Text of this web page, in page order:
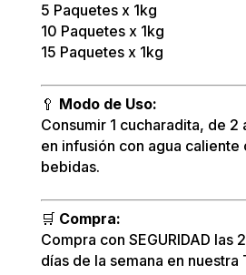
5 Paquetes x 1kg
10 Paquetes x 1kg
15 Paquetes x 1kg
🥄 Modo de Uso:
Consumir 1 cucharadita, de 2
en infusión con agua caliente
bebidas.
🛒 Compra:
Compra con SEGURIDAD las
días de la semana en nuestra